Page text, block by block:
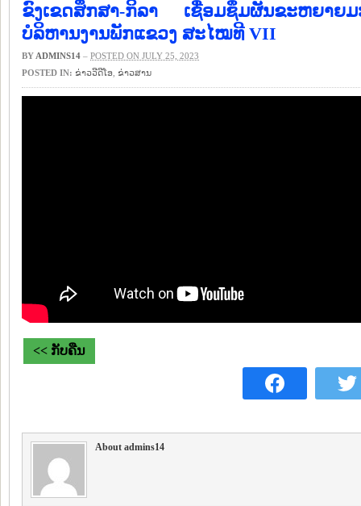
ຂົງເຂດສຶກສາ-ກິລາ ເຊື່ອມຊຶມຜັນຂະຫຍາຍ
ບໍລິຫານງານພັກແຂວງ ສະໄໝທີ VII
BY ADMINS14 – POSTED ON JULY 25, 2023
POSTED IN: ຂ່າວ​ວີ​ດີ​ໂອ ​ຂ່າວ​ສານ
<< ກັບຄືນ
About admins14